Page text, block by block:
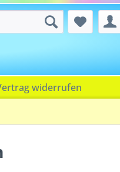
widerrufen